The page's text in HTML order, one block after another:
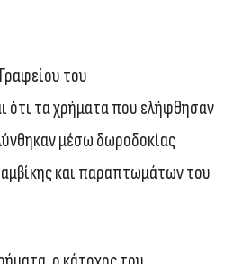
του
ότι τα χρήματα που ελήφθησαν
μέσω δωροδοκίας
και παραπτωμάτων του